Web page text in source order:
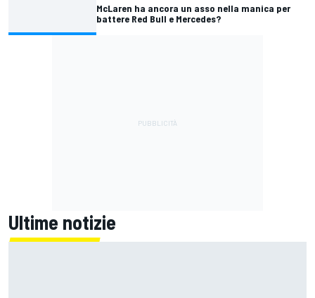
McLaren ha ancora un asso nella manica per
battere Red Bull e Mercedes?
Ultime notizie